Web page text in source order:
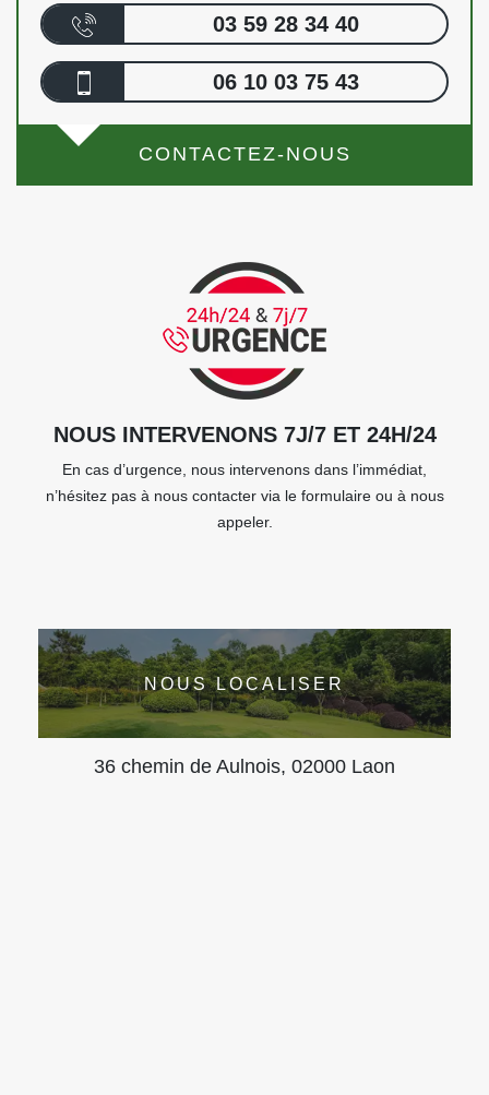
03 59 28 34 40
06 10 03 75 43
CONTACTEZ-NOUS
NOUS INTERVENONS 7J/7 ET 24H/24
En cas d’urgence, nous intervenons dans l’immédiat,
n’hésitez pas à nous contacter via le formulaire ou à nous
appeler.
NOUS LOCALISER
36 chemin de Aulnois, 02000 Laon